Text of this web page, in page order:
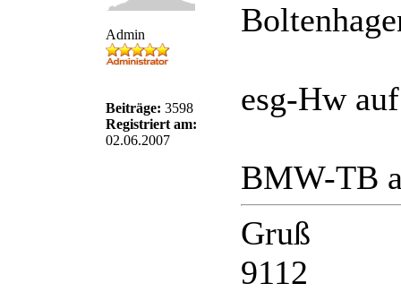
Admin
Beiträge: 3598
Registriert am:
02.06.2007
esg-Hw
BMW-TB
Gruß
9112